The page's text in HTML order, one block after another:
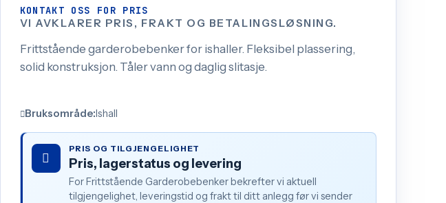
KONTAKT OSS FOR PRIS
VI AVKLARER PRIS, FRAKT OG BETALINGSLØSNING.
Frittstående garderobebenker for ishaller. Fleksibel plassering,
solid konstruksjon. Tåler vann og daglig slitasje.
Bruksområde:Ishall
PRIS OG TILGJENGELIGHET
Pris, lagerstatus og levering
For Frittstående Garderobebenker bekrefter vi aktuell
tilgjengelighet, leveringstid og frakt til ditt anlegg før vi sender